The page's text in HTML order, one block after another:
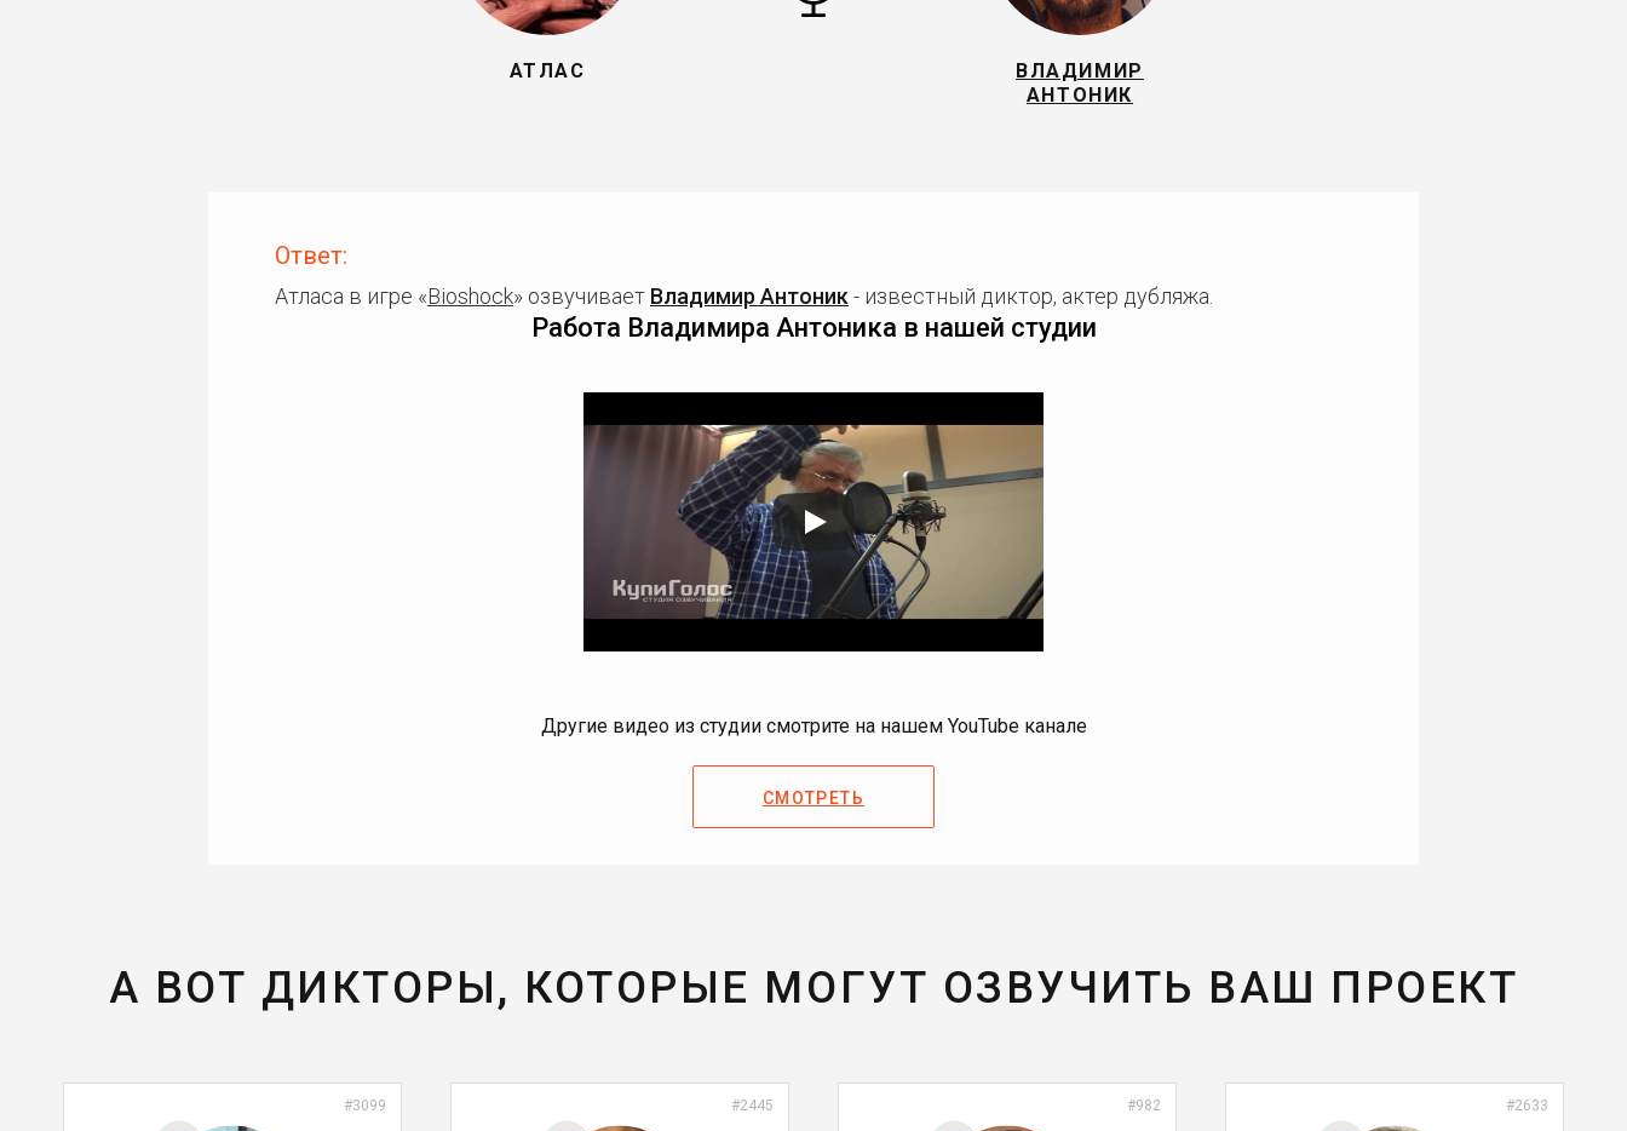
АТЛАС
ВЛАДИМИР
АНТОНИК
Ответ:
Атласа в игре «Bioshock» озвучивает Владимир Антоник - известный диктор, актер дубляжа.
Работа Владимира Антоника в нашей студии
Другие видео из студии смотрите на нашем YouTube канале
СМОТРЕТЬ
А ВОТ ДИКТОРЫ, КОТОРЫЕ МОГУТ ОЗВУЧИТЬ ВАШ ПРОЕКТ
#3099 #2445 #982 #2633